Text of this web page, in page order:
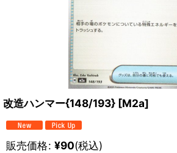
改造ハンマー{148/193} [M2a]
販売価格: ¥90(税込)